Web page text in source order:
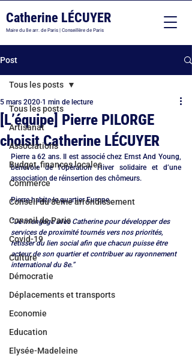
Catherine LÉCUYER
Maire du 8e arr. de Paris | Conseillère de Paris
Post
Tous les posts
Artisanat
Associations
Budget, finances locales
Commerce
Conseil du 8ème arrondissement
Conseil de Paris
Covid-19
Culture
Démocratie
Déplacements et transports
Economie
Education
Elysée-Madeleine
Tous les posts
[L’équipe] Pierre PILORGE
choisit Catherine LÉCUYER
5 mars 2020 1 min de lecture
Pierre a 62 ans. Il est associé chez Ernst And Young,
bénévole de l’opération Hiver solidaire et d’une
association de réinsertion des chômeurs.
Pierre habite le quartier Europe.
“Je m’engage avec Catherine pour développer des
services de proximité tournés vers nos priorités,
retisser du lien social afin que chacun puisse être
acteur de son quartier et contribuer au rayonnement
international du 8e.”